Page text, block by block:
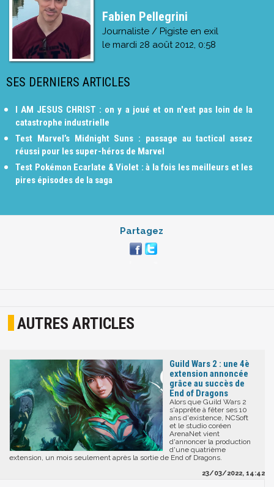
Fabien Pellegrini
Journaliste / Pigiste en exil
le mardi 28 août 2012, 0:58
SES DERNIERS ARTICLES
I AM JESUS CHRIST : on y a joué et on n'est pas loin de la
catastrophe industrielle
Test Marvel’s Midnight Suns : passage au tactical assez
réussi pour les super-héros de Marvel
Test Pokémon Ecarlate & Violet : à la fois les meilleurs et les
pires épisodes de la saga
Partagez
AUTRES ARTICLES
Guild Wars 2 : une 4è
extension annoncée
grâce au succès de
End of Dragons
Alors que Guild Wars 2
s'apprête à fêter ses 10
ans d'existence, NCSoft
et le studio coréen
ArenaNet vient
d'annoncer la production
d'une quatrième
extension, un mois seulement après la sortie de End of Dragons.
23/03/2022, 14:42